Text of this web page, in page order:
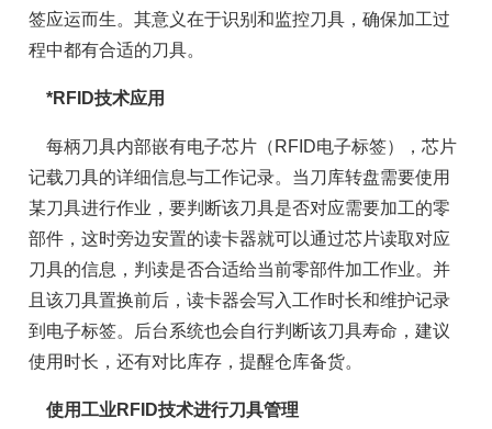
签应运而生。其意义在于识别和监控刀具，确保加工过
程中都有合适的刀具。
*RFID技术应用
每柄刀具内部嵌有电子芯片（RFID电子标签），芯片
记载刀具的详细信息与工作记录。当刀库转盘需要使用
某刀具进行作业，要判断该刀具是否对应需要加工的零
部件，这时旁边安置的读卡器就可以通过芯片读取对应
刀具的信息，判读是否合适给当前零部件加工作业。并
且该刀具置换前后，读卡器会写入工作时长和维护记录
到电子标签。后台系统也会自行判断该刀具寿命，建议
使用时长，还有对比库存，提醒仓库备货。
使用工业RFID技术进行刀具管理